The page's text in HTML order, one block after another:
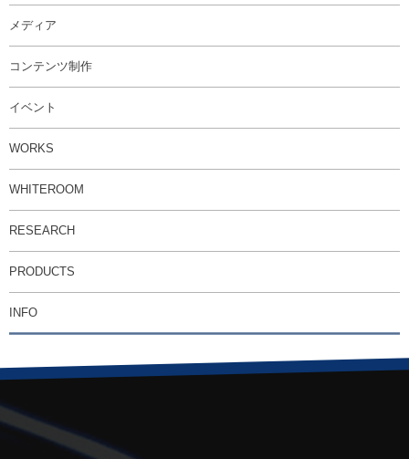
メディア
コンテンツ制作
イベント
WORKS
WHITEROOM
RESEARCH
PRODUCTS
INFO